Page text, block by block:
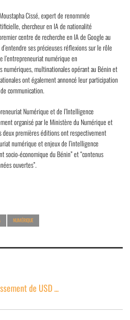
Cissé, expert de renommée
chercheur en IA de nationalité
centre de recherche en IA de Google au
ses précieuses réflexions sur le rôle
l’entrepreneuriat numérique en
numériques, multinationales opérant au Bénin et
ont également annoncé leur participation
communication.
Numérique et de l’Intelligence
organisé par le Ministère du Numérique et
deux premières éditions ont respectivement
numérique et enjeux de l’intelligence
socio-économique du Bénin” et “contenus
ouvertes”.
NUMÉRIQUE
de USD ...